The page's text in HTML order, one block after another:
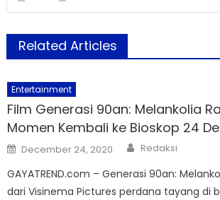
Related Articles
Entertainment
Film Generasi 90an: Melankolia
Momen Kembali ke Bioskop 24
Posted
on
December 24, 2020 Author
Redaksi
GAYATREND.com – Generasi 90an:
dari Visinema Pictures perdana tayang di